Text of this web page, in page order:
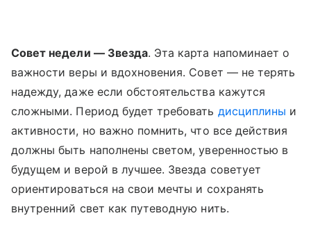
Совет недели — Звезда. Эта карта напоминает о
важности веры и вдохновения. Совет — не терять
надежду, даже если обстоятельства кажутся
сложными. Период будет требовать дисциплины и
активности, но важно помнить, что все действия
должны быть наполнены светом, уверенностью в
будущем и верой в лучшее. Звезда советует
ориентироваться на свои мечты и сохранять
внутренний свет как путеводную нить.